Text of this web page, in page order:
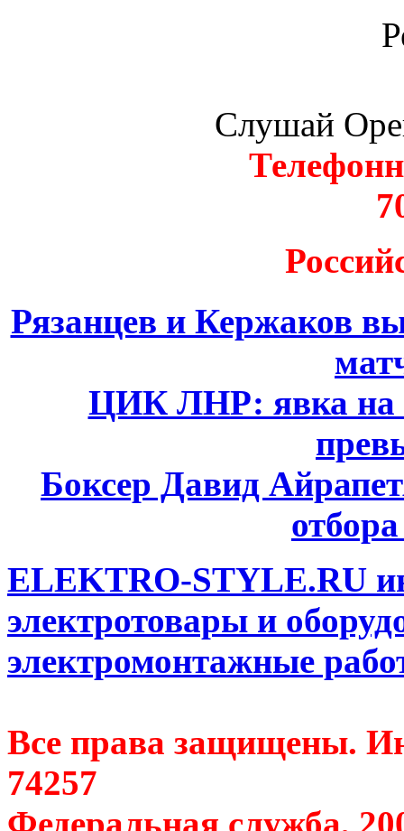
Слушай
Рязанцев и Кержаков
ЦИК ЛНР: явка на
Боксер Давид
ELEKTRO-STYLE.RU
электротовары и
электромонтажные
Все права защищены.
74257